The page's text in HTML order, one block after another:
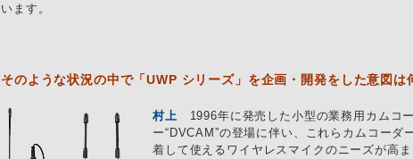
います。
そのような状況の中で「UWP シリーズ」を企画・開発をした意図は
村上 1996年に発売した小型の業務用カムコ
ー“DVCAM”の登場に伴い、これらカムコーダ
着して使えるワイヤレスマイクのニーズが高ま